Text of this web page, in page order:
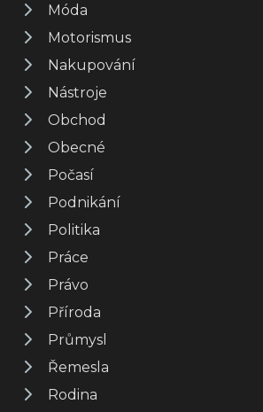
Móda
Motorismus
Nakupování
Nástroje
Obchod
Obecné
Počasí
Podnikání
Politika
Práce
Právo
Příroda
Průmysl
Řemesla
Rodina